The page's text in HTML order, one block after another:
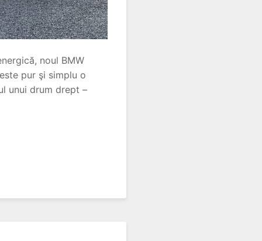
noul BMW
pur şi simplu o
unui drum drept –